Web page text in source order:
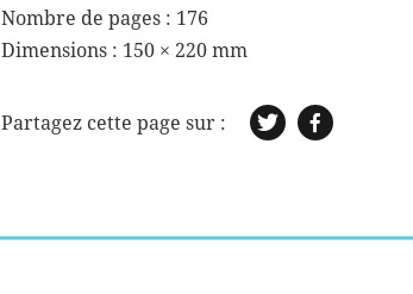
Nombre de pages : 176
Dimensions : 150 × 220 mm